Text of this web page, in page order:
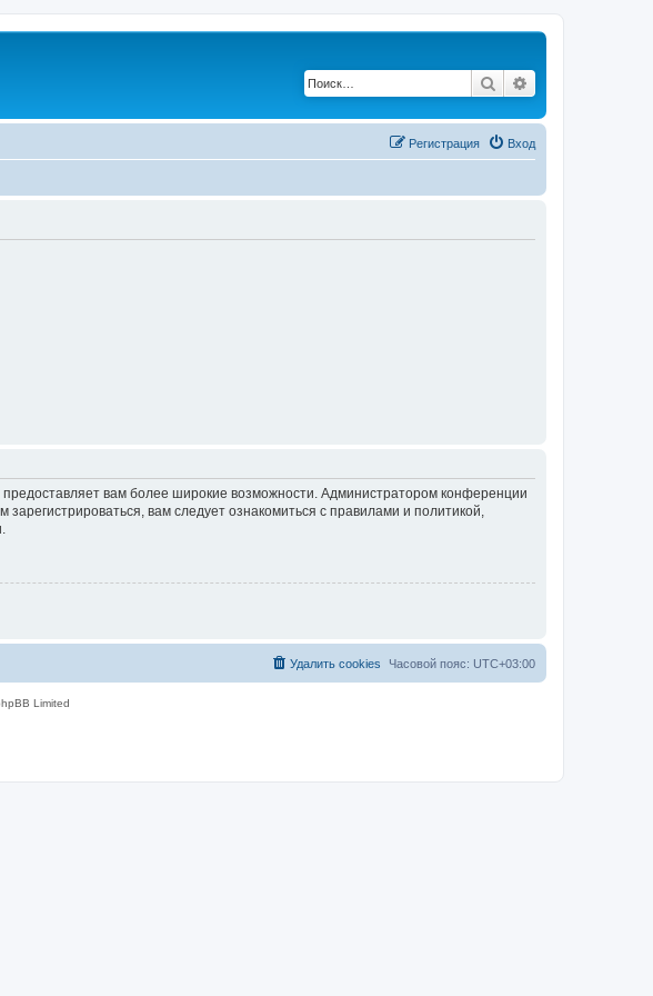
Поиск
Вход
Регистрация
вам более широкие возможности. Администратором конференции
вам следует ознакомиться с правилами и политикой,
Часовой пояс: UTC+03:00
Удалить cookies
Limited